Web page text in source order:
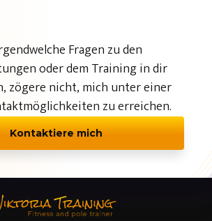
Fragen zu den
oder dem Training in dir
zögere nicht, mich unter einer
zu erreichen.
Kontaktiere mich